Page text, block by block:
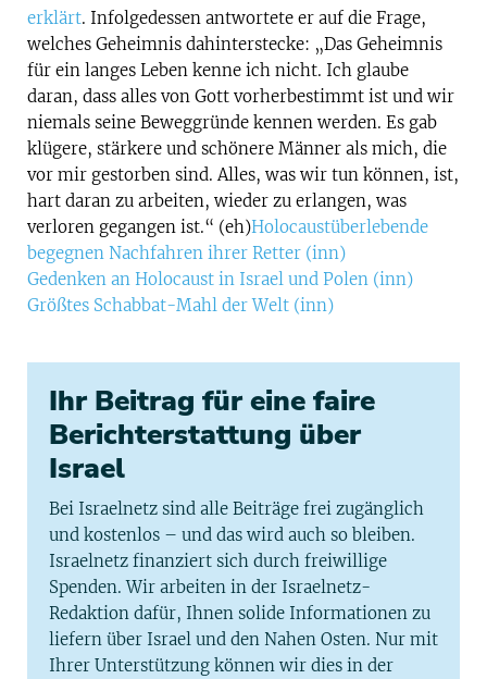
erklärt. Infolgedessen antwortete er auf die Frage,
welches Geheimnis dahinterstecke: „Das Geheimnis
für ein langes Leben kenne ich nicht. Ich glaube
daran, dass alles von Gott vorherbestimmt ist und wir
niemals seine Beweggründe kennen werden. Es gab
klügere, stärkere und schönere Männer als mich, die
vor mir gestorben sind. Alles, was wir tun können, ist,
hart daran zu arbeiten, wieder zu erlangen, was
verloren gegangen ist.“ (eh)Holocaustüberlebende
begegnen Nachfahren ihrer Retter (inn)
Gedenken an Holocaust in Israel und Polen (inn)
Größtes Schabbat-Mahl der Welt (inn)
Ihr Beitrag für eine faire
Berichterstattung über
Israel
Bei Israelnetz sind alle Beiträge frei zugänglich
und kostenlos – und das wird auch so bleiben.
Israelnetz finanziert sich durch freiwillige
Spenden. Wir arbeiten in der Israelnetz-
Redaktion dafür, Ihnen solide Informationen zu
liefern über Israel und den Nahen Osten. Nur mit
Ihrer Unterstützung können wir dies in der